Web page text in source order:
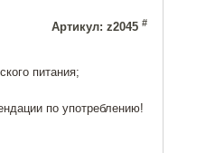
Артикул: z2045 #
питания;
по употреблению!